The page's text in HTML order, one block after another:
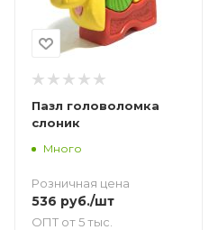
Пазл головоломка
слоник
Много
Розничная цена
536 руб./шт
ОПТ от 5 тыс.